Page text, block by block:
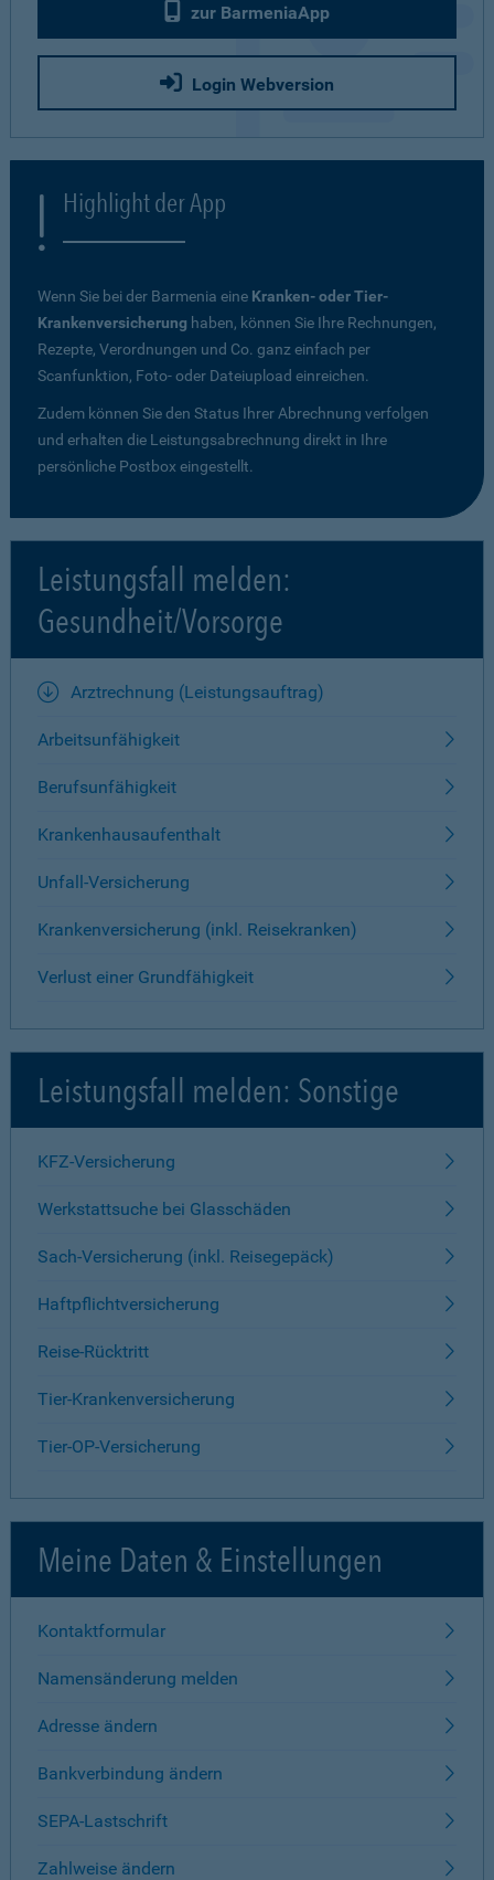
zur BarmeniaApp
Login Webversion
Highlight der App
Wenn Sie bei der Barmenia eine Kranken- oder Tier-
Krankenversicherung haben, können Sie Ihre Rechnungen,
Rezepte, Verordnungen und Co. ganz einfach per
Scanfunktion, Foto- oder Dateiupload einreichen.
Zudem können Sie den Status Ihrer Abrechnung verfolgen
und erhalten die Leistungsabrechnung direkt in Ihre
persönliche Postbox eingestellt.
Leistungsfall melden:
Gesundheit/Vorsorge
Arztrechnung (Leistungsauftrag)
Arbeitsunfähigkeit
Berufsunfähigkeit
Krankenhausaufenthalt
Unfall-Versicherung
Krankenversicherung (inkl. Reisekranken)
Verlust einer Grundfähigkeit
Leistungsfall melden: Sonstige
KFZ-Versicherung
Werkstattsuche bei Glasschäden
Sach-Versicherung (inkl. Reisegepäck)
Haftpflichtversicherung
Reise-Rücktritt
Tier-Krankenversicherung
Tier-OP-Versicherung
Meine Daten & Einstellungen
Kontaktformular
Namensänderung melden
Adresse ändern
Bankverbindung ändern
SEPA-Lastschrift
Zahlweise ändern